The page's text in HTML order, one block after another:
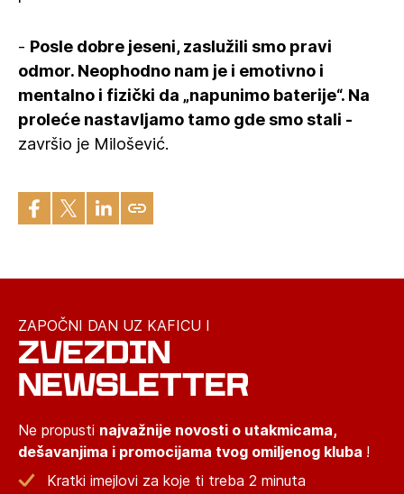
- Posle dobre jeseni, zaslužili smo pravi
odmor. Neophodno nam je i emotivno i
mentalno i fizički da „napunimo baterije“. Na
proleće nastavljamo tamo gde smo stali -
završio je Milošević.
ZAPOČNI DAN UZ KAFICU I
ZVEZDIN
NEWSLETTER
Ne propusti najvažnije novosti o utakmicama,
dešavanjima i promocijama tvog omiljenog kluba !
Kratki imejlovi za koje ti treba 2 minuta